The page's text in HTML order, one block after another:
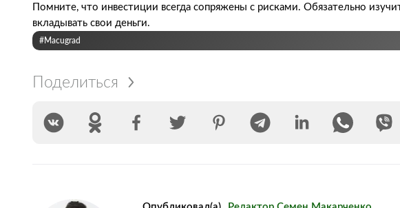
Помните, что инвестиции всегда сопряжены с рисками. Обязательно
вкладывать свои деньги.
#Macugrad
Поделиться